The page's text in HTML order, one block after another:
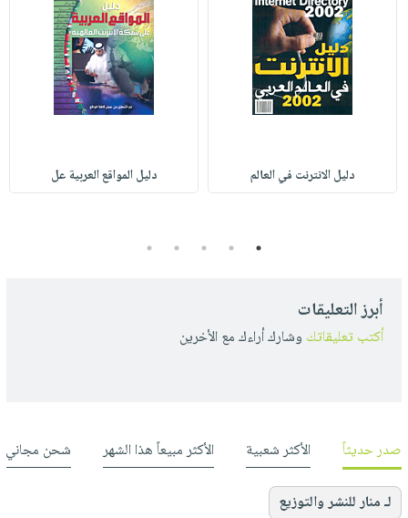
دليل الانترنت في العالم دليل المواقع العربية عل
1
2
3
4
5
أبرز التعليقات
أكتب تعليقاتك وشارك أراءك مع الأخرين
صدر حديثاً الأكثر شعبية الأكثر مبيعاً هذا الشهر شحن مجاني
لـ منار للنشر والتوزيع